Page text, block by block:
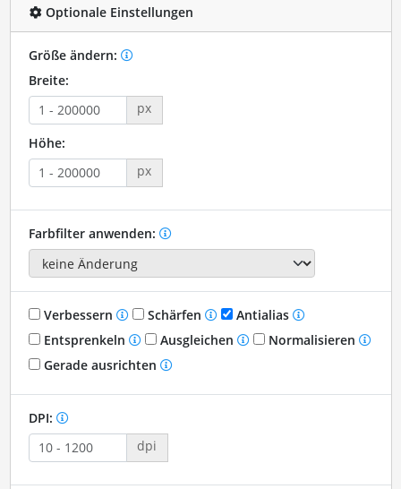
Optionale Einstellungen
Größe ändern:
Breite:
px
Höhe:
px
Farbfilter anwenden:
Verbessern Schärfen
Antialias
Entsprenkeln
Ausgleichen
Normalisieren
Gerade ausrichten
DPI:
dpi